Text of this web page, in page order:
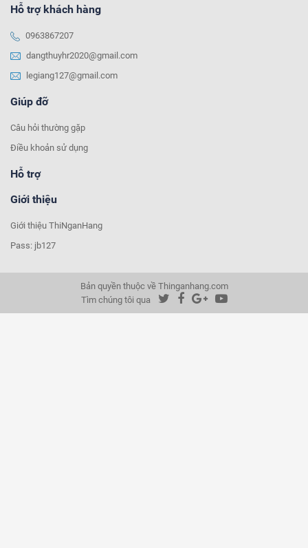
Hỗ trợ khách hàng
0963867207
dangthuyhr2020@gmail.com
legiang127@gmail.com
Giúp đỡ
Câu hỏi thường gặp
Điều khoản sử dụng
Hỗ trợ
Giới thiệu
Giới thiệu ThiNganHang
Pass: jb127
Bản quyền thuộc về Thinganhang.com
Tìm chúng tôi qua